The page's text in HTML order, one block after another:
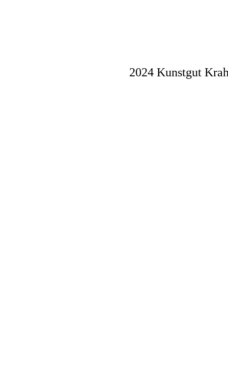
2024 Kunstgut